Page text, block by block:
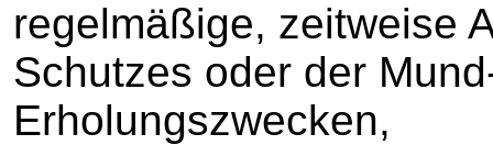
regelmäßige, zeitweise
Schutzes oder der
Erholungszwecken,